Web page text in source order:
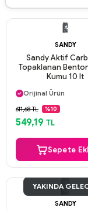
SANDY
Sandy Aktif
Topaklanan
Kumu 10 lt
Aynı Gün Kargo
Orijinal Ürün
Güvenli Ödeme
Aynı Gün Kargo
611,68 TL %10
549,19 TL
Sepete
YAKINDA
SANDY